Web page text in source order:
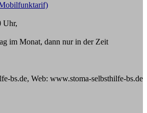
Uhr,
im Monat, dann nur in der Zeit
bs.de, Web: www.stoma-selbsthilfe-bs.de